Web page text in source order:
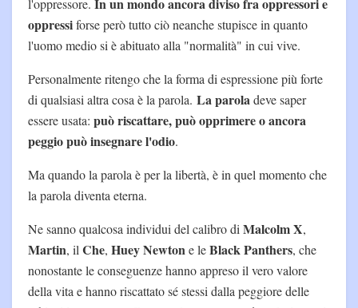
l'oppressore. In un mondo ancora diviso fra oppressori e
oppressiforse però tutto ciò neanche stupisce in quanto
l'uomo medio si è abituato alla "normalità" in cui vive.
Personalmente ritengo che la forma di espressione più forte
di qualsiasi altra cosa è la parola. La paroladeve saper
essere usata: può riscattare, può opprimere o ancora
peggio può insegnare l'odio.
Ma quando la parola è per la libertà, è in quel momento che
la parola diventa eterna.
Ne sanno qualcosa individui del calibro di Malcolm X,
Martin, il Che, Huey Newtone leBlack Panthers, che
nonostante le conseguenze hanno appreso il vero valore
della vita e hanno riscattato sé stessi dalla peggiore delle